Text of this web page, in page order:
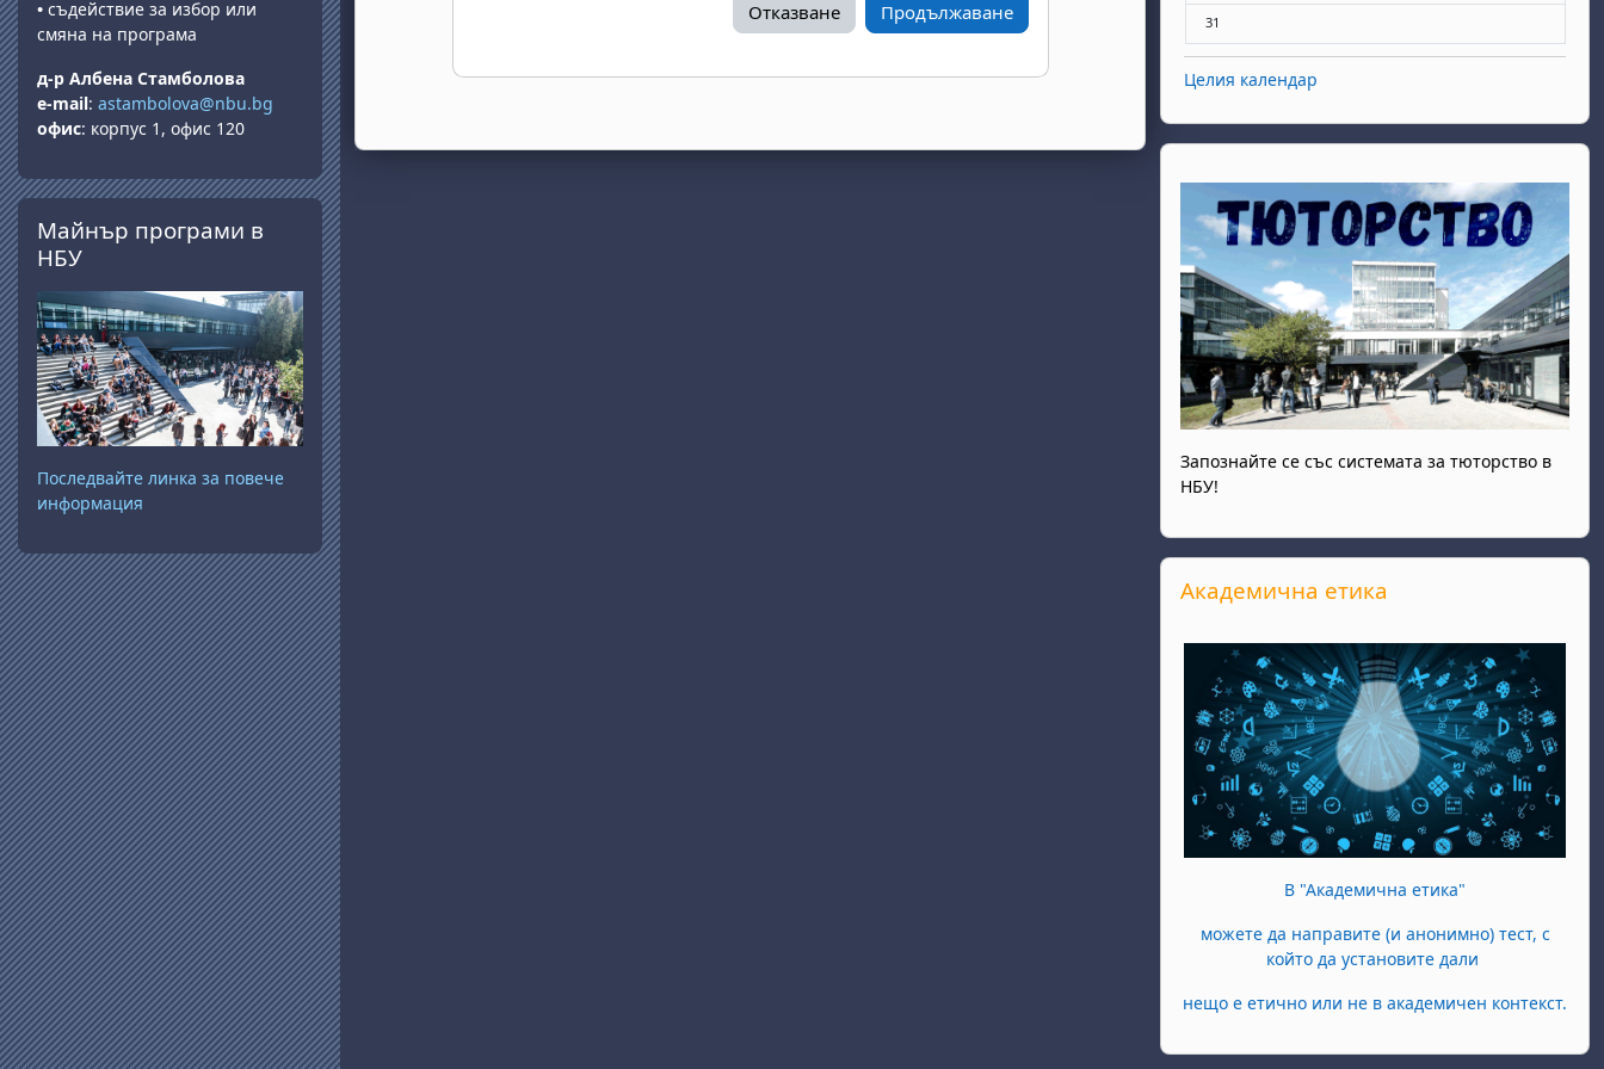
Отказване Продължаване 31
Целия календар
Запознайте се със системата за тюторство в
НБУ!
Прескочи Академична етика
Академична етика
В "Академична етика"
можете да направите (и анонимно) тест, с
който да установите дали
нещо е етично или не в академичен контекст.
• съдействие за избор или
смяна на програма
д-р Албена Стамболова
e-mail: astambolova@nbu.bg
офис: корпус 1, офис 120
Прескочи Майнър програми в НБУ
Майнър програми в
НБУ
Последвайте линка за повече
информация